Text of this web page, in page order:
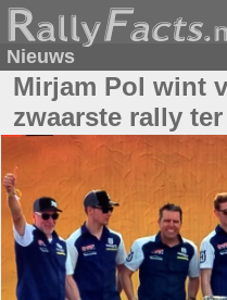
Nieuws
Mirjam Pol wint
zwaarste rally